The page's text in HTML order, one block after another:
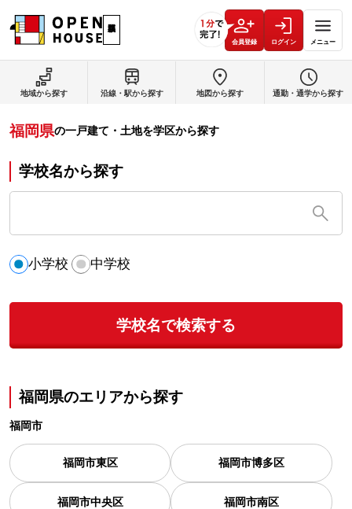
会員登録 ログイン メニュー
地域から探す 沿線・駅から探す 地図から探す 通勤・通学から探す
福岡県の一戸建て・土地を学区から探す
学校名から探す
小学校 中学校
学校名で検索する
福岡県のエリアから探す
福岡市
福岡市東区 福岡市博多区
福岡市中央区 福岡市南区